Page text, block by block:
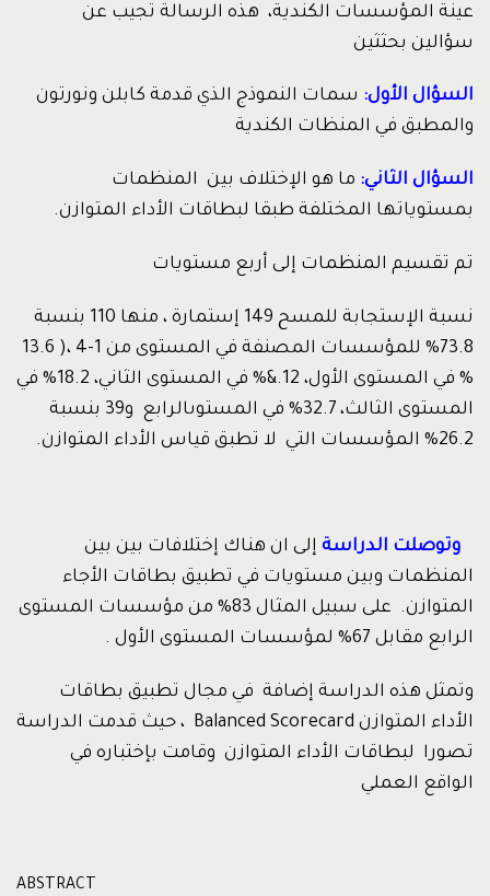
عينة المؤسسات الكندية، هذه الرسالة تجيب عن
سؤالين بحثثين
السؤال الأول: سمات النموذج الذي قدمة كابلن ونورتون
والمطبق في المنظات الكندية
السؤال الثاني: ما هو الإختلاف بين المنظمات
بمستوياتها المختلفة طبقا لبطاقات الأداء المتوازن.
تم تقسيم المنظمات إلى أربع مستويات
نسبة الإستجابة للمسح 149 إستمارة ، منها 110 بنسبة
73.8% للمؤسسات المصنفة في المستوى من 1-4 ،( 13.6
% في المستوى الأول، 12.&% في المستوى الثاني، 18.2% في
المستوى الثالث، 32.7% في المستوىالرابع و39 بنسبة
26.2% المؤسسات التي لا تطبق قياس الأداء المتوازن.
وتوصلت الدراسة إلى ان هناك إختلافات بين بين
المنظمات وبين مستويات في تطبيق بطاقات الأجاء
المتوازن. على سبيل المثال 83% من مؤسسات المستوى
الرابع مقابل 67% لمؤسسات المستوى الأول .
وتمثل هذه الدراسة إضافة في مجال تطبيق بطاقات
الأداء المتوازن Balanced Scorecard ، حيث قدمت الدراسة
تصورا لبطاقات الأداء المتوازن وقامت بإختباره في
الواقع العملي
ABSTRACT